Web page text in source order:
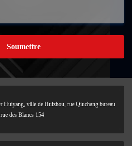
Soumettre
Huiyang, ville de Huizhou, rue Qiuchang bureau
des Blancs 154